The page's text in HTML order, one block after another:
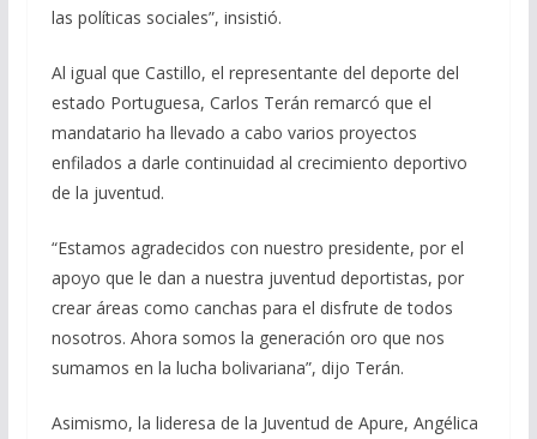
las políticas sociales”, insistió.
Al igual que Castillo, el representante del deporte del
estado Portuguesa, Carlos Terán remarcó que el
mandatario ha llevado a cabo varios proyectos
enfilados a darle continuidad al crecimiento deportivo
de la juventud.
“Estamos agradecidos con nuestro presidente, por el
apoyo que le dan a nuestra juventud deportistas, por
crear áreas como canchas para el disfrute de todos
nosotros. Ahora somos la generación oro que nos
sumamos en la lucha bolivariana”, dijo Terán.
Asimismo, la lideresa de la Juventud de Apure, Angélica